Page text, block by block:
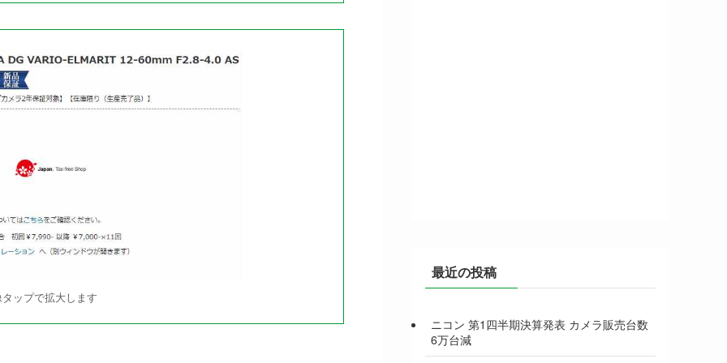
ップで拡大します
最近の投稿
ニコン 第1四半期決算発表 カメラ販売台数
6万台減